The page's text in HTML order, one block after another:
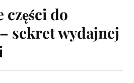
części do
sekret wydajnej